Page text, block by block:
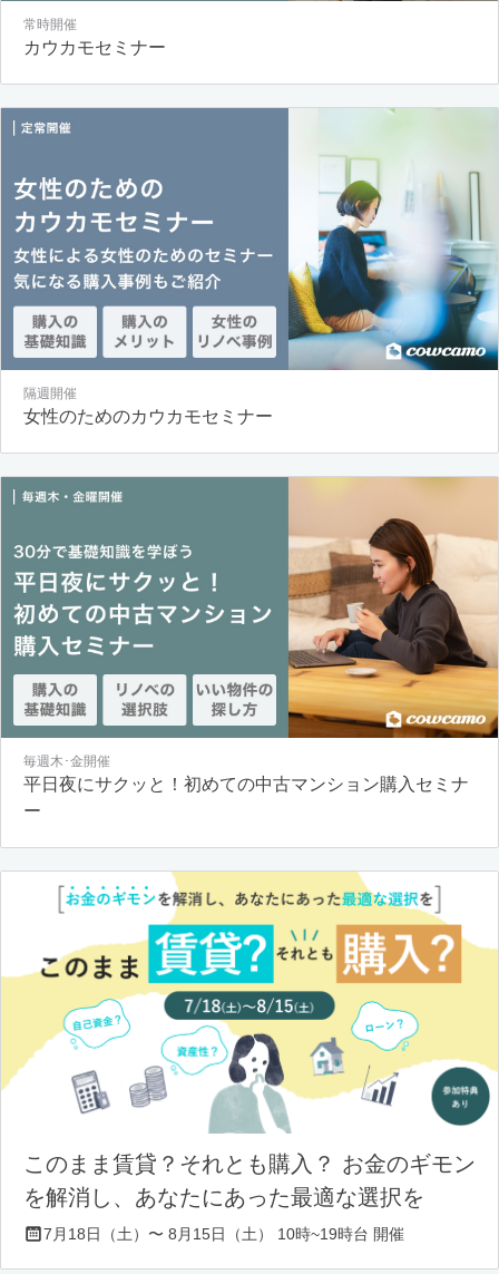
常時開催
カウカモセミナー
隔週開催
女性のためのカウカモセミナー
毎週木･金開催
平日夜にサクッと！初めての中古マンション購入セミナ
ー
このまま賃貸？それとも購入？ お金のギモン
を解消し、あなたにあった最適な選択を
7月18日（土）〜 8月15日（土） 10時~19時台 開催